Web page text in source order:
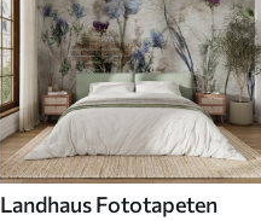
Landhaus Fototapeten